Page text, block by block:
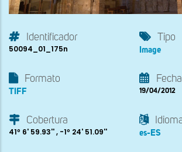
Identificador
50094_01_175n
Tipo
Image
Formato
TIFF
Fecha
19/04/2012
Cobertura
41º 6' 59.93'' , -1º 24' 51.09'' es-ES